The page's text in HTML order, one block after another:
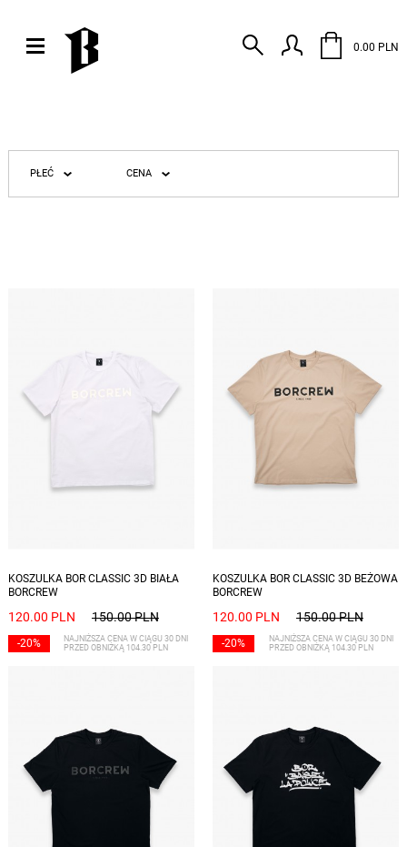
0.00 PLN
PŁEĆ CENA
KOSZULKA BOR CLASSIC 3D BIAŁA
BORCREW
120.00 PLN 150.00 PLN
-20%
NAJNIŻSZA CENA W CIĄGU 30 DNI
PRZED OBNIŻKĄ 104.30 PLN
KOSZULKA BOR CLASSIC 3D BEŻOWA
BORCREW
120.00 PLN 150.00 PLN
-20%
NAJNIŻSZA CENA W CIĄGU 30 DNI
PRZED OBNIŻKĄ 104.30 PLN